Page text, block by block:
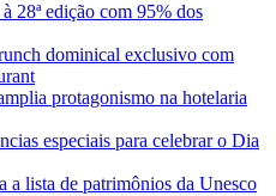
28ª edição com 95% dos
dominical exclusivo com
protagonismo na hotelaria
especiais para celebrar o Dia
a lista de patrimônios da Unesco